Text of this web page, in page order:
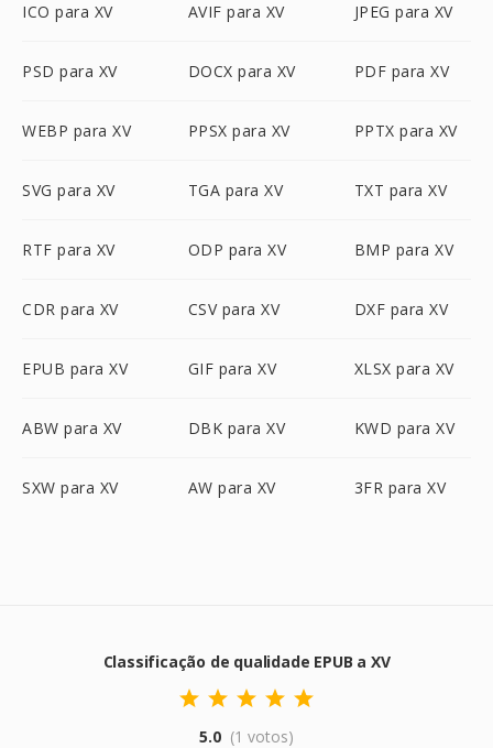
ICO para XV AVIF para XV JPEG para XV
PSD para XV DOCX para XV PDF para XV
WEBP para XV PPSX para XV PPTX para XV
SVG para XV TGA para XV TXT para XV
RTF para XV ODP para XV BMP para XV
CDR para XV CSV para XV DXF para XV
EPUB para XV GIF para XV XLSX para XV
ABW para XV DBK para XV KWD para XV
SXW para XV AW para XV 3FR para XV
Classificação de qualidade EPUB a XV
5.0 (1 votos)